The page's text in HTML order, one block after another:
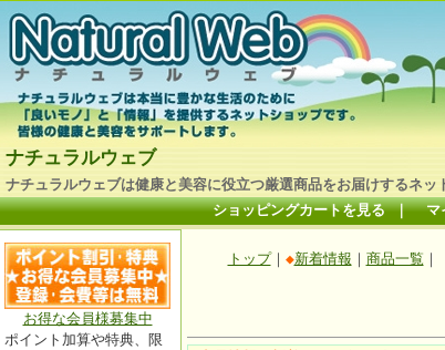
ナチュラルウェブ
ナチュラルウェブは健康と美容に役立つ厳選商品をお届けするネッ
ショッピングカートを見る｜ マ
お得な会員様募集中
ポイント加算や特典、限
トップ｜ ◆新着情報 ｜ 商品一覧 ｜